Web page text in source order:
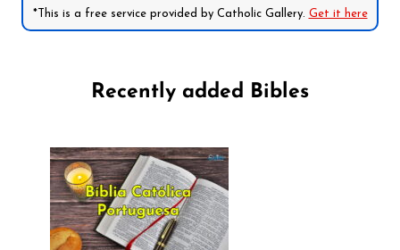
*This is a free service provided by Catholic Gallery. Get it here
Recently added Bibles